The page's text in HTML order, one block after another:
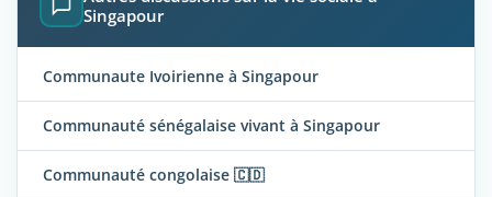
Singapour
Communaute Ivoirienne à Singapour
Communauté sénégalaise vivant à Singapour
Communauté congolaise 🇨🇩